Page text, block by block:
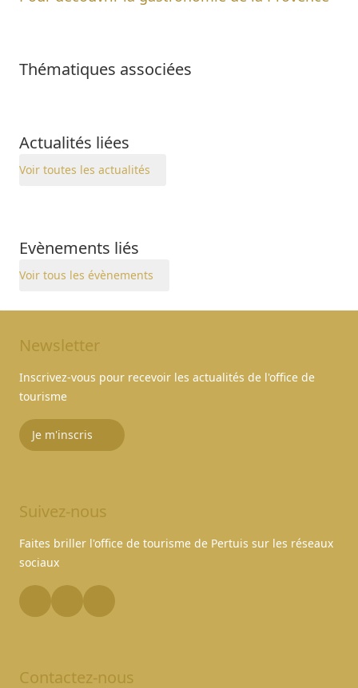
Thématiques associées
Actualités liées
Voir toutes les actualités
Evènements liés
Voir tous les évènements
Newsletter
Inscrivez-vous pour recevoir les actualités de l'office de
tourisme
Je m'inscris
Suivez-nous
Faites briller l'office de tourisme de Pertuis sur les réseaux
sociaux
Contactez-nous